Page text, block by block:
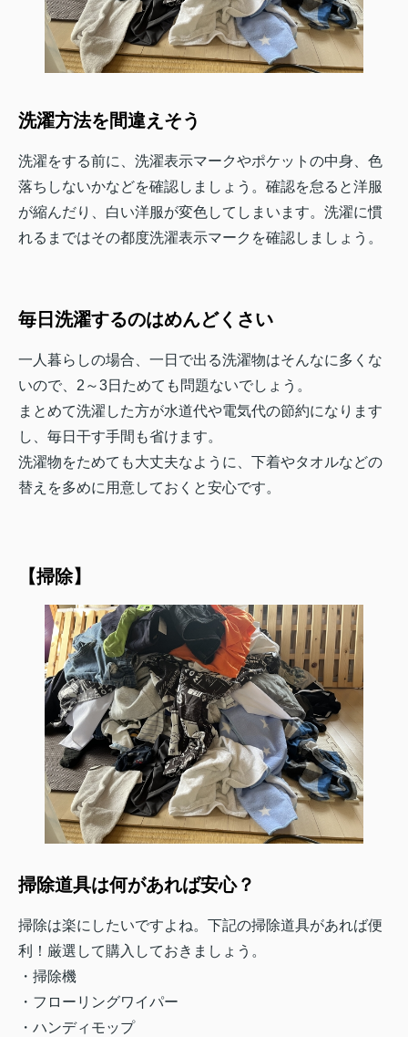
洗濯方法を間違えそう
洗濯をする前に、洗濯表示マークやポケットの中身、色
落ちしないかなどを確認しましょう。確認を怠ると洋服
が縮んだり、白い洋服が変色してしまいます。洗濯に慣
れるまではその都度洗濯表示マークを確認しましょう。
毎日洗濯するのはめんどくさい
一人暮らしの場合、一日で出る洗濯物はそんなに多くな
いので、2～3日ためても問題ないでしょう。
まとめて洗濯した方が水道代や電気代の節約になります
し、毎日干す手間も省けます。
洗濯物をためても大丈夫なように、下着やタオルなどの
替えを多めに用意しておくと安心です。
【掃除】
掃除道具は何があれば安心？
掃除は楽にしたいですよね。下記の掃除道具があれば便
利！厳選して購入しておきましょう。
・掃除機
・フローリングワイパー
・ハンディモップ